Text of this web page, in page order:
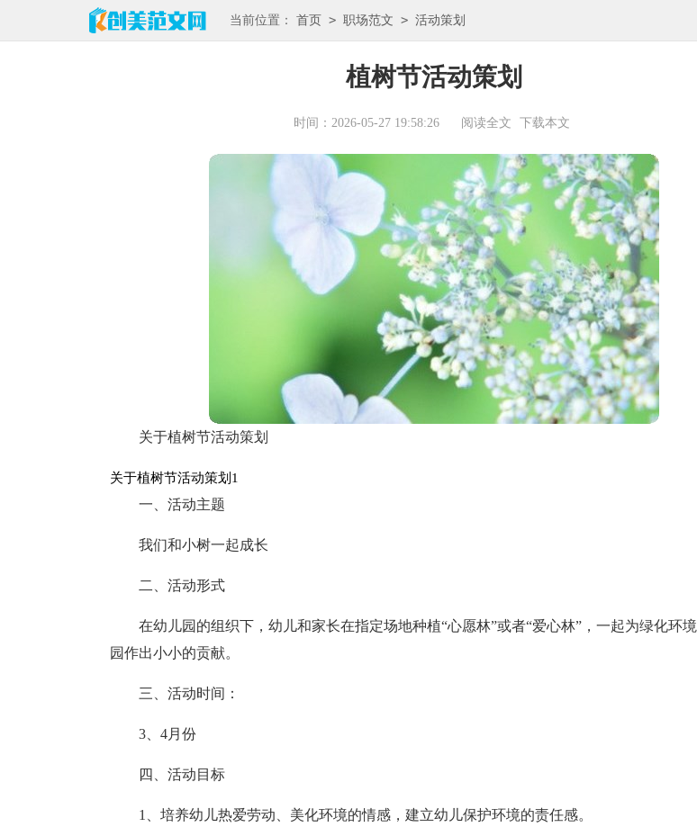
当前位置： 首页 > 职场范文 > 活动策划
植树节活动策划
时间：2026-05-27 19:58:26 阅读全文 下载本文
关于植树节活动策划
关于植树节活动策划1
一、活动主题
我们和小树一起成长
二、活动形式
在幼儿园的组织下，幼儿和家长在指定场地种植“心愿林”或者“爱心林”，一起为绿化环
园作出小小的贡献。
三、活动时间：
3、4月份
四、活动目标
1、培养幼儿热爱劳动、美化环境的情感，建立幼儿保护环境的责任感。